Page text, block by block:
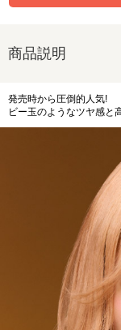
商品説明
発売時から圧倒的人気!
ビー玉のようなツヤ感と